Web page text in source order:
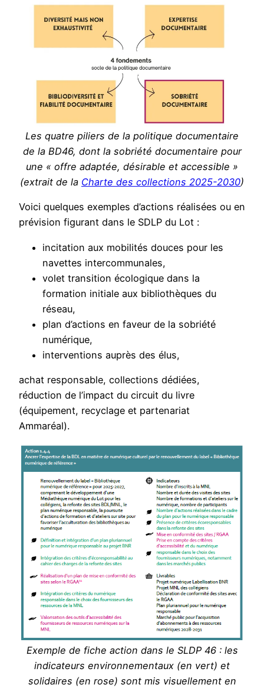
Les quatre piliers de la politique documentaire
de la BD46, dont la sobriété documentaire pour
une « offre adaptée, désirable et accessible »
(extrait de la Charte des collections 2025-2030)
Voici quelques exemples d’actions réalisées ou en
prévision figurant dans le SDLP du Lot :
incitation aux mobilités douces pour les
navettes intercommunales,
volet transition écologique dans la
formation initiale aux bibliothèques du
réseau,
plan d’actions en faveur de la sobriété
numérique,
interventions auprès des élus,
achat responsable, collections dédiées,
réduction de l’impact du circuit du livre
(équipement, recyclage et partenariat
Ammaréal).
Exemple de fiche action dans le SLDP 46 : les
indicateurs environnementaux (en vert) et
solidaires (en rose) sont mis visuellement en